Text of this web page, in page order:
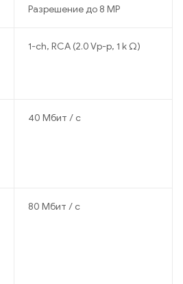
Разрешение до 8 MP
1-ch, RCA (2.0 Vp-p, 1 k Ω)
40 Мбит / с
80 Мбит / с